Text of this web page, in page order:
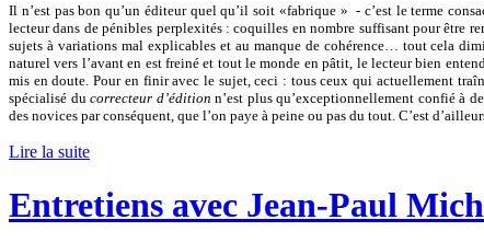
Il n’est pas bon qu’un éditeur quel qu’il soit «fabrique » - c’est le terme
lecteur dans de pénibles perplexités : coquilles en nombre suffisant pour être
sujets à variations mal explicables et au manque de cohérence… tout cela
naturel vers l’avant en est freiné et tout le monde en pâtit, le lecteur bien
mis en doute. Pour en finir avec le sujet, ceci : tous ceux qui actuellement
spécialisé du correcteur d’édition n’est plus qu’exceptionnellement confié à
des novices par conséquent, que l’on paye à peine ou pas du tout. C’est
Lire la suite
Entretiens avec Jean-Paul